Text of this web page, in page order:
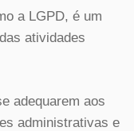
a LGPD, é um
atividades
adequarem aos
administrativas e